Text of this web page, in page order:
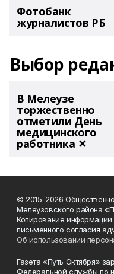
Фотобанк
журналистов РБ
Выбор
В Мелеузе
торжественно
отметили День
медицинского
работника ✕
© 2015-2026
Мелеузовского района
Копирование
письменного согласия
Об использовании
Газета «Путь Октября»
Федеральной службы по